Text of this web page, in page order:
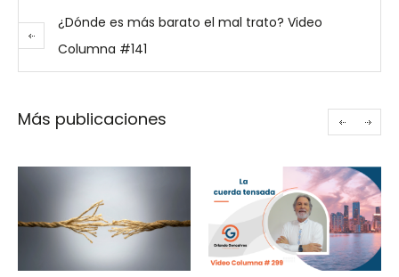
¿Dónde es más barato el mal trato? Video
Columna #141
Más publicaciones